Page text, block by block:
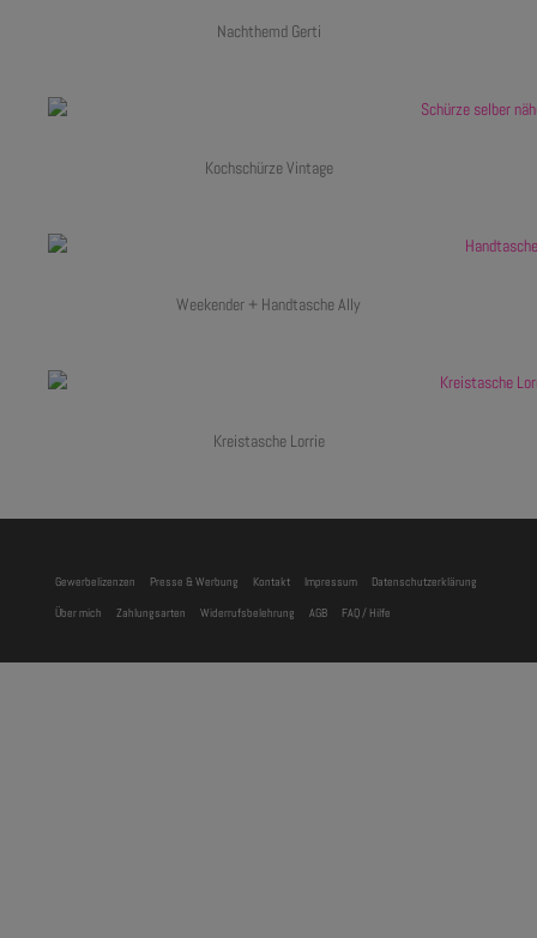
Nachthemd Gerti
Kochschürze Vintage
Weekender + Handtasche Ally
Kreistasche Lorrie
Gewerbelizenzen Presse & Werbung Kontakt Impressum
Datenschutzerklärung
Über mich
Zahlungsarten Widerrufsbelehrung AGB FAQ / Hilfe